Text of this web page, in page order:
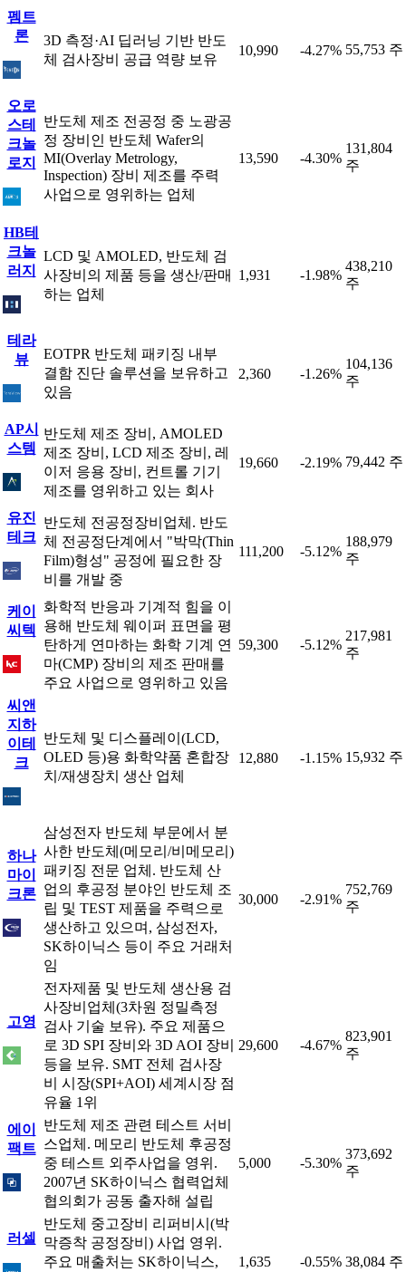
펨트
론
3D 측정·AI 딥러닝 기반 반도
체 검사장비 공급 역량 보유
10,990 -4.27% 55,753 주
오로
스테
크놀
로지
반도체 제조 전공정 중 노광공
정 장비인 반도체 Wafer의
MI(Overlay Metrology,
Inspection) 장비 제조를 주력
사업으로 영위하는 업체
13,590 -4.30%
131,804
주
HB테
크놀
러지
LCD 및 AMOLED, 반도체 검
사장비의 제품 등을 생산/판매
하는 업체
1,931 -1.98%
438,210
주
테라
뷰
EOTPR 반도체 패키징 내부
결함 진단 솔루션을 보유하고
있음
2,360 -1.26%
104,136
주
AP시
스템
반도체 제조 장비, AMOLED
제조 장비, LCD 제조 장비, 레
이저 응용 장비, 컨트롤 기기
제조를 영위하고 있는 회사
19,660 -2.19% 79,442 주
유진
테크
반도체 전공정장비업체. 반도
체 전공정단계에서 "박막(Thin
Film)형성" 공정에 필요한 장
비를 개발 중
111,200 -5.12%
188,979
주
케이
씨텍
화학적 반응과 기계적 힘을 이
용해 반도체 웨이퍼 표면을 평
탄하게 연마하는 화학 기계 연
마(CMP) 장비의 제조 판매를
주요 사업으로 영위하고 있음
59,300 -5.12%
217,981
주
씨앤
지하
이테
크
반도체 및 디스플레이(LCD,
OLED 등)용 화학약품 혼합장
치/재생장치 생산 업체
12,880 -1.15% 15,932 주
하나
마이
크론
삼성전자 반도체 부문에서 분
사한 반도체(메모리/비메모리)
패키징 전문 업체. 반도체 산
업의 후공정 분야인 반도체 조
립 및 TEST 제품을 주력으로
생산하고 있으며, 삼성전자,
SK하이닉스 등이 주요 거래처
임
30,000 -2.91%
752,769
주
고영
전자제품 및 반도체 생산용 검
사장비업체(3차원 정밀측정
검사 기술 보유). 주요 제품으
로 3D SPI 장비와 3D AOI 장비
등을 보유. SMT 전체 검사장
비 시장(SPI+AOI) 세계시장 점
유율 1위
29,600 -4.67%
823,901
주
에이
팩트
반도체 제조 관련 테스트 서비
스업체. 메모리 반도체 후공정
중 테스트 외주사업을 영위.
2007년 SK하이닉스 협력업체
협의회가 공동 출자해 설립
5,000 -5.30%
373,692
주
러셀
반도체 중고장비 리퍼비시(박
막증착 공정장비) 사업 영위.
주요 매출처는 SK하이닉스,
1,635 -0.55% 38,084 주